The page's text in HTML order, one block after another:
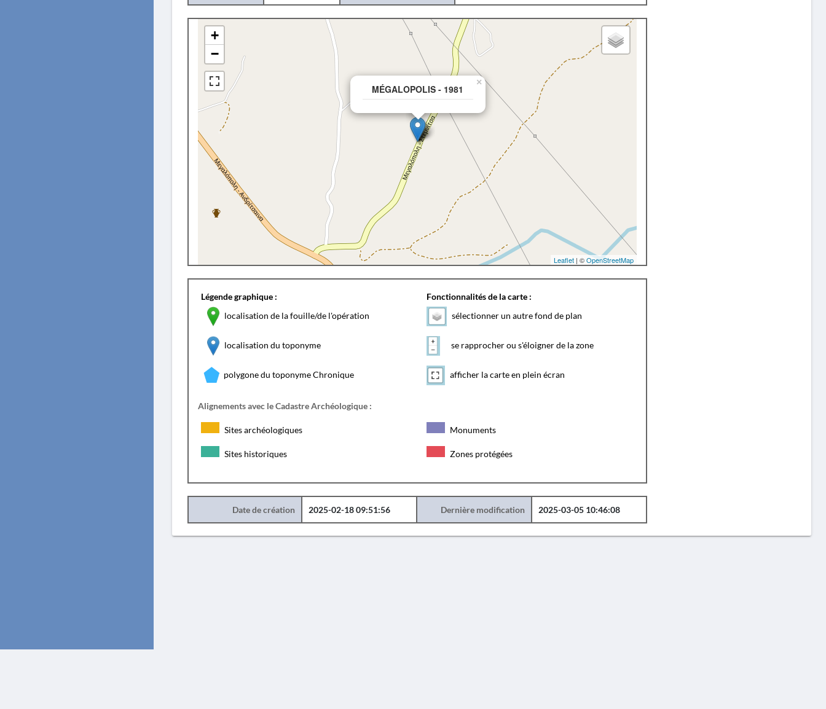
MÉGALOPOLIS - 1981
×
+
−
Leaflet| ©OpenStreetMap
Légende graphique :
localisation de la fouille/de l'opération
localisation du toponyme
polygone du toponyme Chronique
Fonctionnalités de la carte :
sélectionner un autre fond de plan
se rapprocher ou s'éloigner de la zone
afficher la carte en plein écran
Alignements avec le Cadastre Archéologique :
Sites archéologiques Monuments
Sites historiques Zones protégées
Date de création 2025-02-18 09:51:56 Dernière modification 2025-03-05 10:46:08